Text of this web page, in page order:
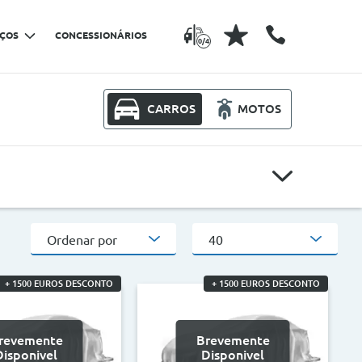
0/4
CONCESSIONÁRIOS
MOTOS
CARROS
Modelos
>
CO2
Ordenar por 40
+ 1500 EUROS DESCONTO + 1500 EUROS DESCONTO
Brevemente
Disponivel